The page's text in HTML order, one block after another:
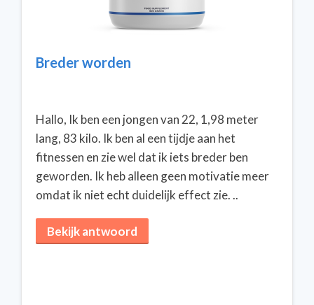
Breder worden
Hallo, Ik ben een jongen van 22, 1,98 meter
lang, 83 kilo. Ik ben al een tijdje aan het
fitnessen en zie wel dat ik iets breder ben
geworden. Ik heb alleen geen motivatie meer
omdat ik niet echt duidelijk effect zie. ..
Bekijk antwoord